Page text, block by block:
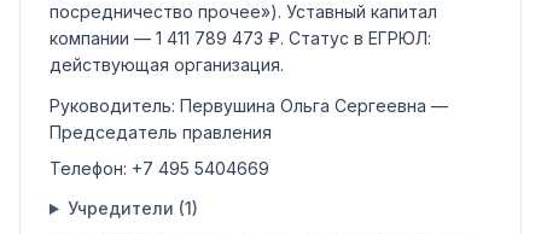
посредничество прочее»). Уставный капитал
компании — 1 411 789 473 ₽. Статус в ЕГРЮЛ:
действующая организация.
Руководитель: Первушина Ольга Сергеевна —
Председатель правления
Телефон: +7 495 5404669
Учредители (1)